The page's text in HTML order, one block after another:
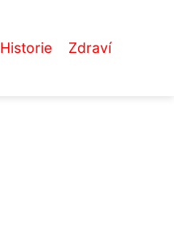
Historie Zdraví